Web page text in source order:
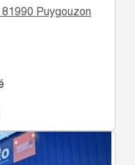
Puygouzon